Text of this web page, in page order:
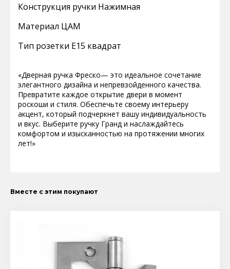
Конструкция ручки Нажимная
Материал ЦАМ
Тип розетки E15 квадрат
«Дверная ручка Фреско— это идеальное сочетание
элегантного дизайна и непревзойденного качества.
Превратите каждое открытие двери в момент
роскоши и стиля. Обеспечьте своему интерьеру
акцент, который подчеркнет вашу индивидуальность
и вкус. Выберите ручку Гранд и наслаждайтесь
комфортом и изысканностью на протяжении многих
лет!»
Вместе с этим покупают